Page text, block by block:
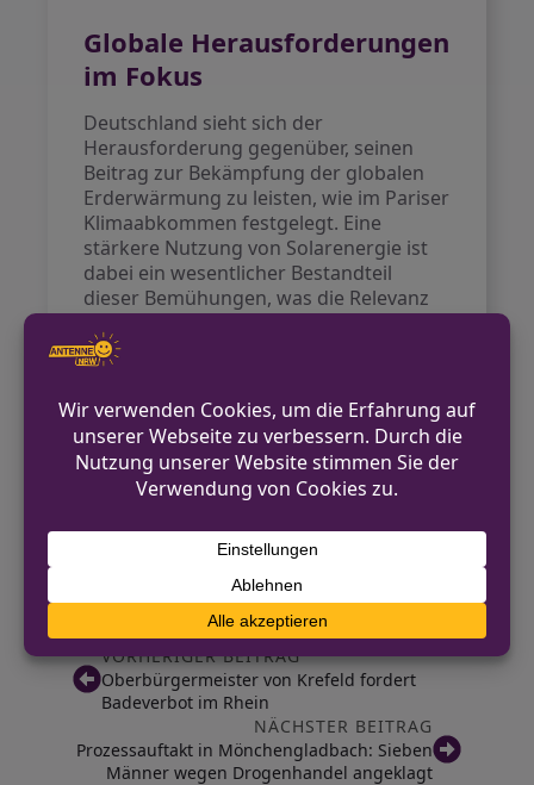
Globale Herausforderungen
im Fokus
Deutschland sieht sich der
Herausforderung gegenüber, seinen
Beitrag zur Bekämpfung der globalen
Erderwärmung zu leisten, wie im Pariser
Klimaabkommen festgelegt. Eine
stärkere Nutzung von Solarenergie ist
dabei ein wesentlicher Bestandteil
dieser Bemühungen, was die Relevanz
Kommunen unterstreicht.
in Nordrhein-Westfalen zeigt, dass
Mönchengladbach offensichtlich auf
einem vielversprechenden Weg ist, was
den Einsatz erneuerbarer Energien
Rheinische Post
VORHERIGER BEITRAG
Oberbürgermeister von Krefeld fordert
Badeverbot im Rhein
NÄCHSTER BEITRAG
Prozessauftakt in Mönchengladbach: Sieben
Männer wegen Drogenhandel angeklagt